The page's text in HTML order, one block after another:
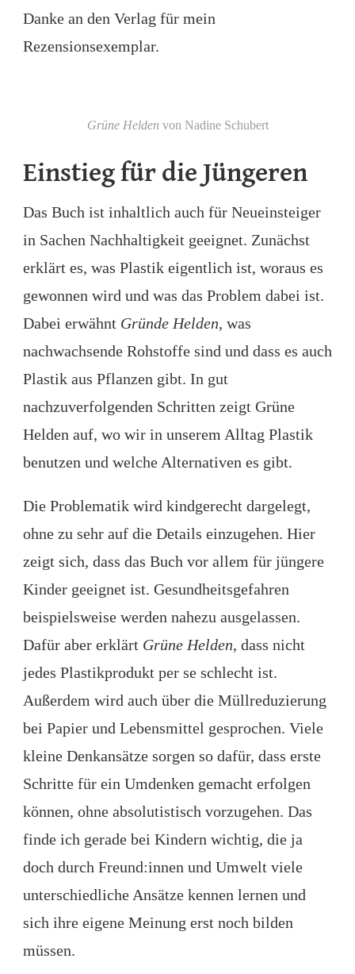
Danke an den Verlag für mein
Rezensionsexemplar.
Grüne Helden von Nadine Schubert
Einstieg für die Jüngeren
Das Buch ist inhaltlich auch für Neueinsteiger
in Sachen Nachhaltigkeit geeignet. Zunächst
erklärt es, was Plastik eigentlich ist, woraus es
gewonnen wird und was das Problem dabei ist.
Dabei erwähnt Gründe Helden, was
nachwachsende Rohstoffe sind und dass es auch
Plastik aus Pflanzen gibt. In gut
nachzuverfolgenden Schritten zeigt Grüne
Helden auf, wo wir in unserem Alltag Plastik
benutzen und welche Alternativen es gibt.
Die Problematik wird kindgerecht dargelegt,
ohne zu sehr auf die Details einzugehen. Hier
zeigt sich, dass das Buch vor allem für jüngere
Kinder geeignet ist. Gesundheitsgefahren
beispielsweise werden nahezu ausgelassen.
Dafür aber erklärt Grüne Helden, dass nicht
jedes Plastikprodukt per se schlecht ist.
Außerdem wird auch über die Müllreduzierung
bei Papier und Lebensmittel gesprochen. Viele
kleine Denkansätze sorgen so dafür, dass erste
Schritte für ein Umdenken gemacht erfolgen
können, ohne absolutistisch vorzugehen. Das
finde ich gerade bei Kindern wichtig, die ja
doch durch Freund:innen und Umwelt viele
unterschiedliche Ansätze kennen lernen und
sich ihre eigene Meinung erst noch bilden
müssen.